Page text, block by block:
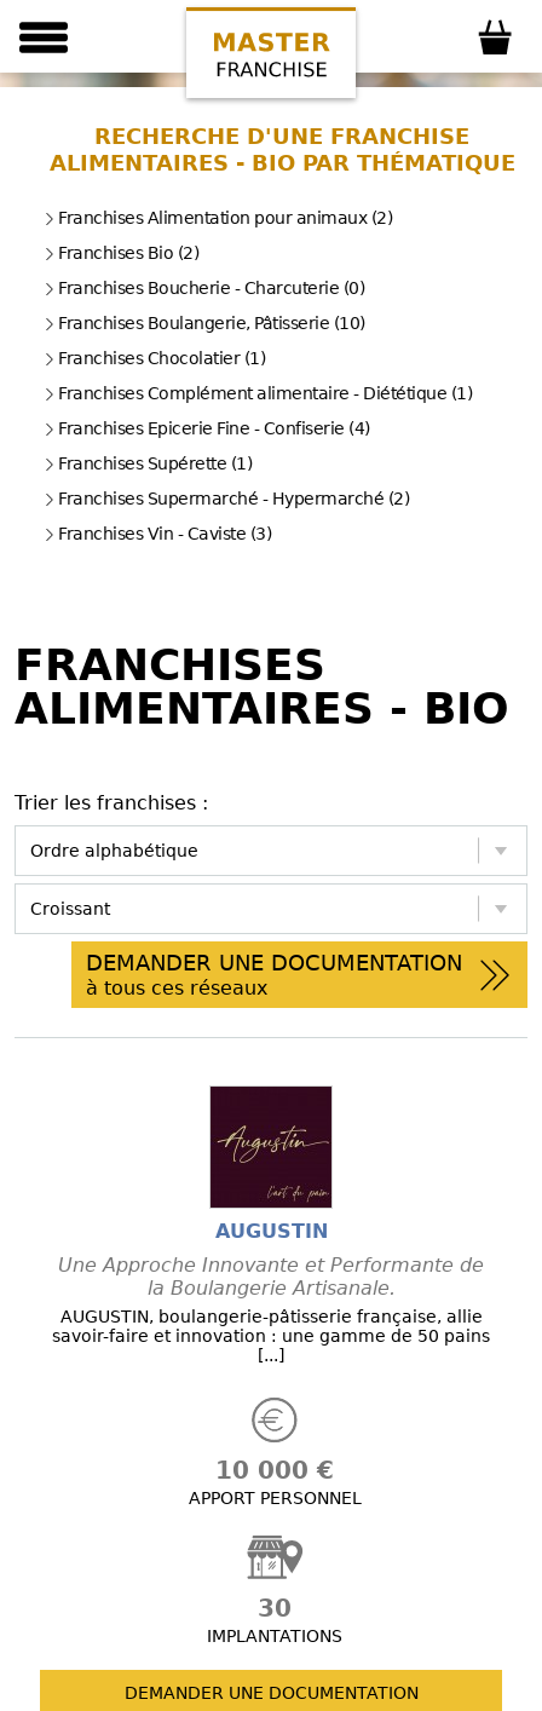
RECHERCHE D'UNE FRANCHISE
ALIMENTAIRES - BIO PAR THÉMATIQUE
Franchises Alimentation pour animaux (2)
Franchises Bio (2)
Franchises Boucherie - Charcuterie (0)
Franchises Boulangerie, Pâtisserie (10)
Franchises Chocolatier (1)
Franchises Complément alimentaire - Diététique (1)
Franchises Epicerie Fine - Confiserie (4)
Franchises Supérette (1)
Franchises Supermarché - Hypermarché (2)
Franchises Vin - Caviste (3)
FRANCHISES
ALIMENTAIRES - BIO
Trier les franchises :
DEMANDER UNE DOCUMENTATION
à tous ces réseaux
AUGUSTIN
Une Approche Innovante et Performante de
la Boulangerie Artisanale.
AUGUSTIN, boulangerie-pâtisserie française, allie
savoir-faire et innovation : une gamme de 50 pains
[...]
10 000 €
APPORT PERSONNEL
30
IMPLANTATIONS
DEMANDER UNE DOCUMENTATION